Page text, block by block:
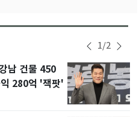
1/2
남 건물 450
280억 '잭팟'